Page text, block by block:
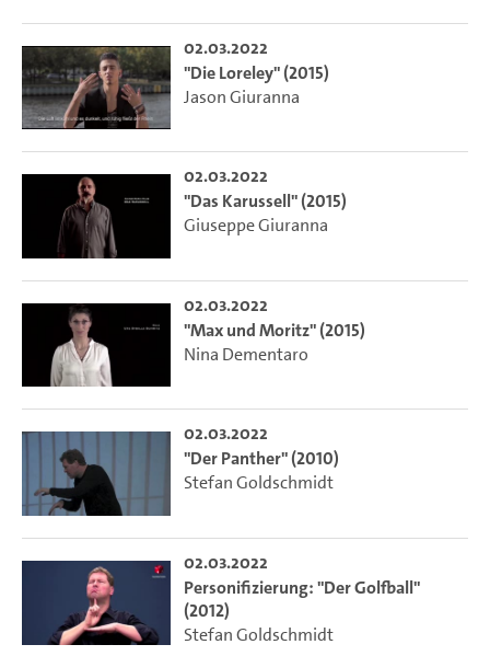
02.03.2022
"Die Loreley" (2015)
Jason Giuranna
02.03.2022
"Das Karussell" (2015)
Giuseppe Giuranna
02.03.2022
"Max und Moritz" (2015)
Nina Dementaro
02.03.2022
"Der Panther" (2010)
Stefan Goldschmidt
02.03.2022
Personifizierung: "Der Golfball"
(2012)
Stefan Goldschmidt